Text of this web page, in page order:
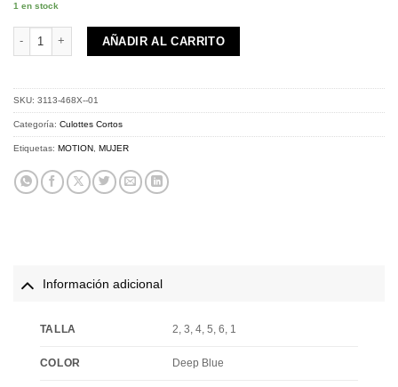
1 en stock
MOTION Z4 | Shorts | Deep blue cantidad
AÑADIR AL CARRITO
SKU: 3113-468X--01
Categoría: Culottes Cortos
Etiquetas: MOTION, MUJER
Información adicional
TALLA 2, 3, 4, 5, 6, 1
COLOR Deep Blue